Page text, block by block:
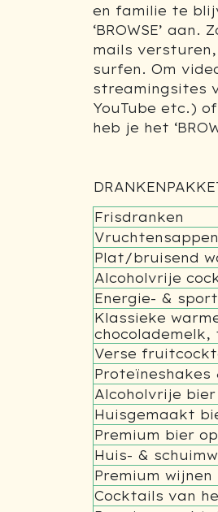
en familie te
‘BROWSE’
mails
surfen. Om
streamingsites
YouTube etc.)
heb je het
Frisdranken
Plat/bruisend
Alcoholvrije
Energie- &
Klassieke
chocolademelk,
Verse
Proteïneshakes
Alcoholvrije
Huisgemaakt
Premium bier
Huis- &
Premium
Cocktails van